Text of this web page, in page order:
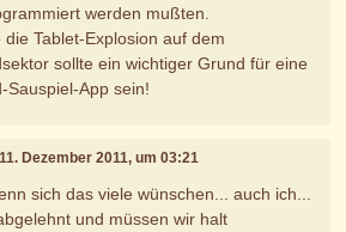
werden mußten.
die Tablet-Explosion auf dem
sollte ein wichtiger Grund für eine
Sauspiel-App sein!
Dezember 2011, um 03:21
sich das viele wünschen... auch ich...
und müssen wir halt